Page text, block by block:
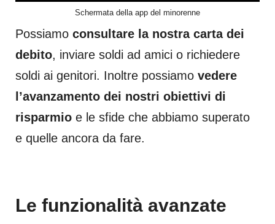
Schermata della app del minorenne
Possiamo consultare la nostra carta dei
debito, inviare soldi ad amici o richiedere
soldi ai genitori. Inoltre possiamo vedere
l’avanzamento dei nostri obiettivi di
risparmio e le sfide che abbiamo superato
e quelle ancora da fare.
Le funzionalità avanzate